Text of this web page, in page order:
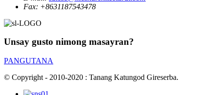
Fax: +8631187543478
Unsay gusto nimong masayran?
PANGUTANA
© Copyright - 2010-2020 : Tanang Katungod Gireserba.